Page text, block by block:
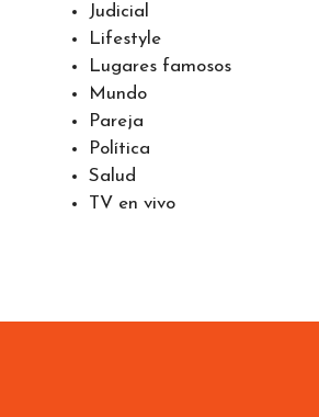
Judicial
Lifestyle
Lugares famosos
Mundo
Pareja
Política
Salud
TV en vivo